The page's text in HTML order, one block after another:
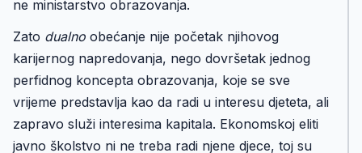
ne ministarstvo obrazovanja.
Zato dualno obećanje nije početak njihovog
karijernog napredovanja, nego dovršetak jednog
perfidnog koncepta obrazovanja, koje se sve
vrijeme predstavlja kao da radi u interesu djeteta, ali
zapravo služi interesima kapitala. Ekonomskoj eliti
javno školstvo ni ne treba radi njene djece, toj su